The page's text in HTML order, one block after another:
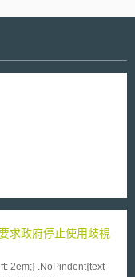
求政府停止使用歧視
2em;} .NoPindent{text-